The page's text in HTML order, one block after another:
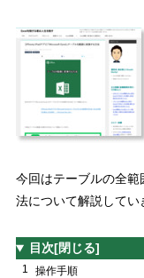
今回はテーブルの全
法について解説してい
目次[閉じる]
1 操作手順